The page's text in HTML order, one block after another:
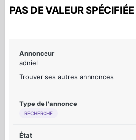
PAS DE VALEUR SPÉCIFIÉE
Annonceur
adniel
Trouver ses autres annnonces
Type de l'annonce
RECHERCHE
État